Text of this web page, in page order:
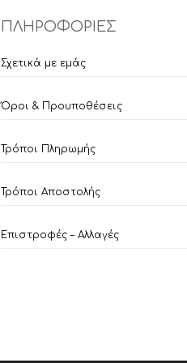
ΠΛΗΡΟΦΟΡΙΕΣ
Σχετικά με εμάς
Όροι & Προυποθέσεις
Τρόποι Πληρωμής
Τρόποι Αποστολής
Επιστροφές – Αλλαγές